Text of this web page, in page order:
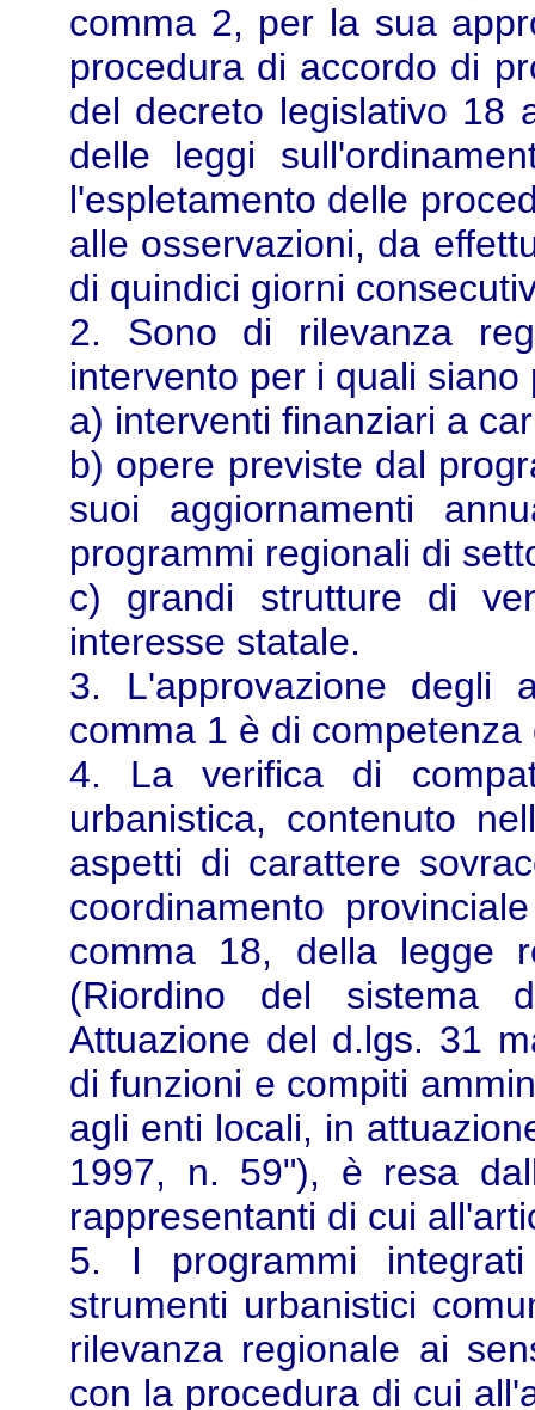
comma 2, per la sua
procedura di accordo di
del decreto legislativo 18
delle leggi
l'espletamento delle
alle osservazioni, da
di quindici giorni
2. Sono di rilevanza
intervento per i quali siano
a) interventi finanziari a
b) opere previste dal
suoi aggiornamenti
programmi regionali di
c) grandi strutture di
interesse statale.
3. L'approvazione degli
comma 1 è di
4. La verifica di
urbanistica, contenuto
aspetti di carattere
coordinamento
comma 18, della legge
(Riordino del sistema
Attuazione del d.lgs. 31
di funzioni e compiti
agli enti locali, in
1997, n. 59"), è resa
rappresentanti di cui
5. I programmi
strumenti urbanistici
rilevanza regionale ai
con la procedura di cui